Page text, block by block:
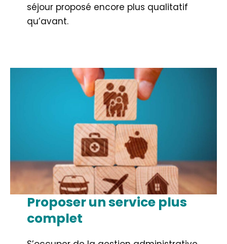
séjour proposé encore plus qualitatif
qu’avant.
Proposer un service plus
complet